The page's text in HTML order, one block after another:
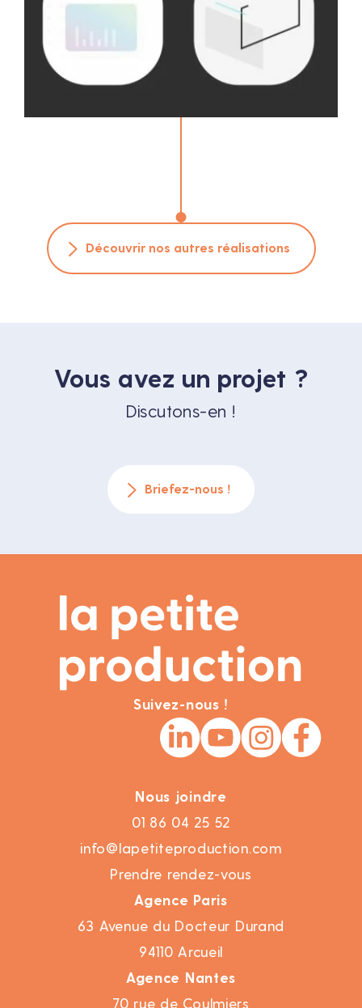
Découvrir nos autres réalisations
Vous avez un projet ?
Discutons-en !
Briefez-nous !
Suivez-nous !
Nous joindre
01 86 04 25 52
info@lapetiteproduction.com
Prendre rendez-vous
Agence Paris
63 Avenue du Docteur Durand
94110 Arcueil
Agence Nantes
70 rue de Coulmiers